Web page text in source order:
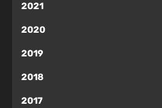
2021
2020
2019
2018
2017